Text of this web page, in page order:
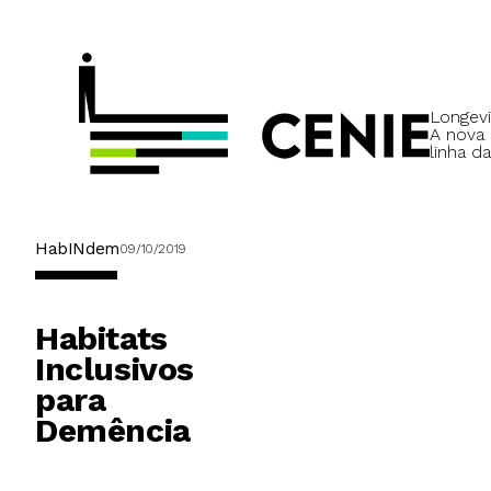
A nova
linha
HabINdem09/10/2019
Habitats
Inclusivos
para
Demência